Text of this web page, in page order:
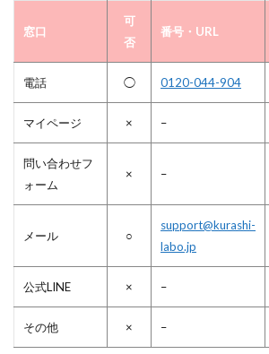
窓口
可
否
番号・URL
電話 ◯ 0120-044-904
マイページ × –
問い合わせフ
ォーム
× –
メール ○
support@kurashi-
labo.jp
公式LINE × –
その他 × –